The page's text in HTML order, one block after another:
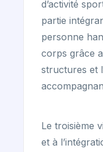
d’activité
partie
personne
corps grâce
structures et
Le troisième
et à